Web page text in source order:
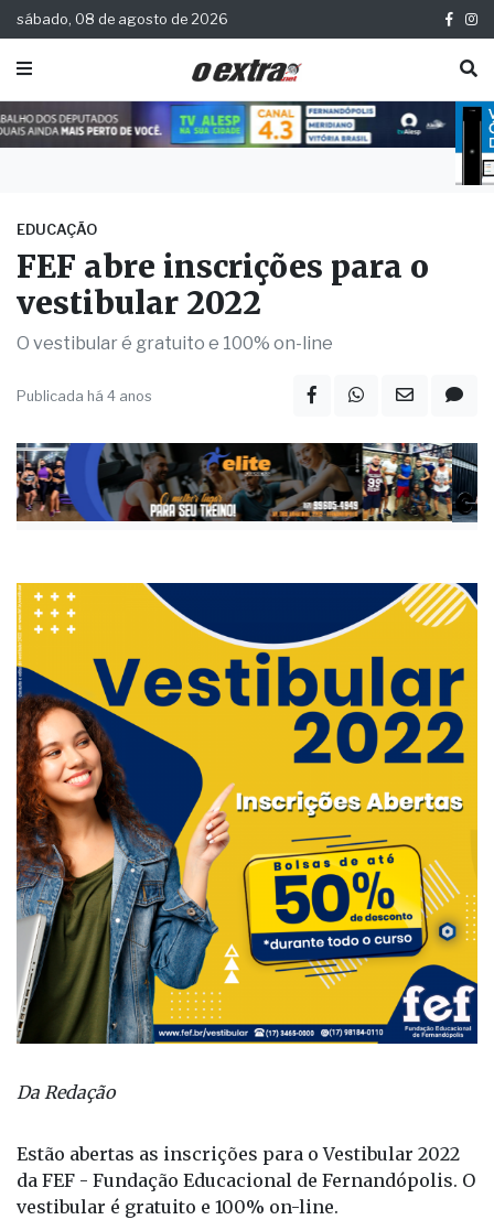
sábado, 08 de agosto de 2026
EDUCAÇÃO
FEF abre inscrições para o
vestibular 2022
O vestibular é gratuito e 100% on-line
Publicada há 4 anos
Da Redação
Estão abertas as inscrições para o Vestibular 2022
da FEF - Fundação Educacional de Fernandópolis. O
vestibular é gratuito e 100% on-line.